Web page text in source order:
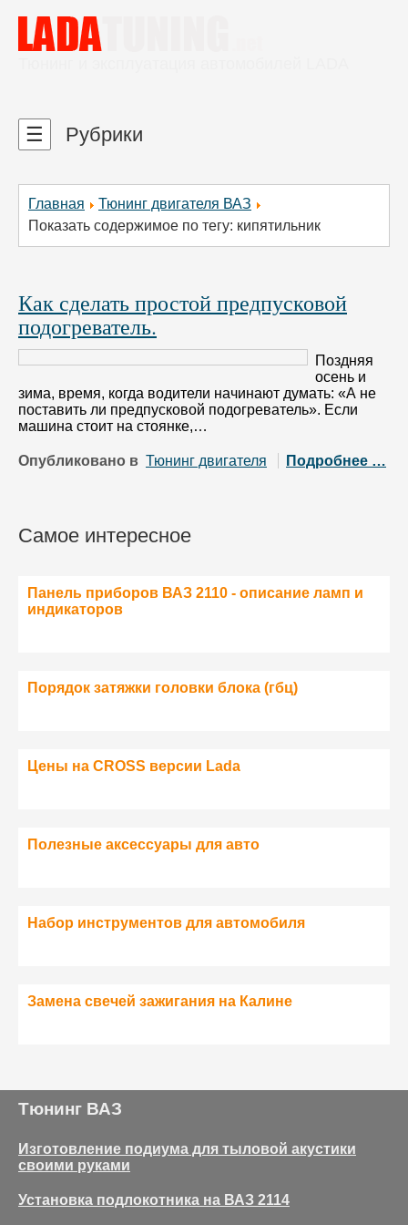
Главная
Тюнинг двигателя ВАЗ
Показать содержимое по тегу: кипятильник
Как сделать простой предпусковой
подогреватель.
Поздняя
осень и
зима, время, когда водители начинают думать: «А не
поставить ли предпусковой подогреватель». Если
машина стоит на стоянке,…
Опубликовано в Тюнинг двигателя Подробнее …
Самое интересное
Панель приборов ВАЗ 2110 - описание ламп и
индикаторов
Порядок затяжки головки блока (гбц)
Цены на CROSS версии Lada
Полезные аксессуары для авто
Набор инструментов для автомобиля
Замена свечей зажигания на Калине
☰ Рубрики
Тюнинг ВАЗ
Изготовление подиума для тыловой акустики
своими руками
Установка подлокотника на ВАЗ 2114